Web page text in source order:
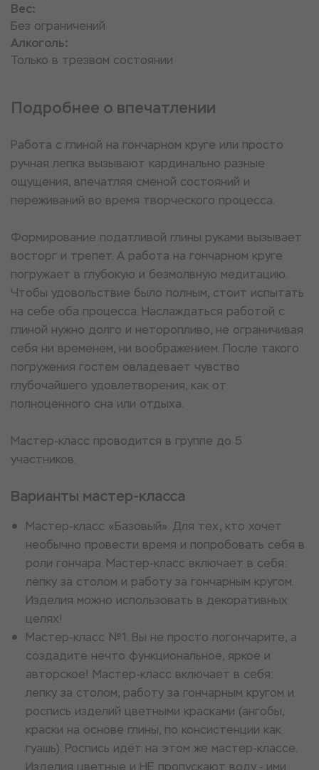
Вес:
Без ограничений
Алкоголь:
Только в трезвом состоянии
Подробнее о впечатлении
Работа с глиной на гончарном круге или просто
ручная лепка вызывают кардинально разные
ощущения, впечатляя сменой состояний и
переживаний во время творческого процесса.
Формирование податливой глины руками вызывает
восторг и трепет. А работа на гончарном круге
погружает в глубокую и безмолвную медитацию.
Чтобы удовольствие было полным, стоит испытать
на себе оба процесса. Наслаждаться работой с
глиной нужно долго и неторопливо, не ограничивая
себя ни временем, ни воображением. После такого
погружения гостем овладевает чувство
глубочайшего удовлетворения, как от
полноценного сна или отдыха.
Мастер-класс проводится в группе до 5
участников.
Варианты мастер-класса
Мастер-класс «Базовый». Для тех, кто хочет
необычно провести время и попробовать себя в
роли гончара. Мастер-класс включает в себя:
лепку за столом и работу за гончарным кругом.
Изделия можно использовать в декоративных
целях!
Мастер-класс №1. Вы не просто погончарите, а
создадите нечто функциональное, яркое и
авторское! Мастер-класс включает в себя:
лепку за столом, работу за гончарным кругом и
роспись изделий цветными красками (ангобы,
краски на основе глины, по консистенции как
гуашь). Роспись идёт на этом же мастер-классе.
Изделия цветные и НЕ пропускают воду - ими